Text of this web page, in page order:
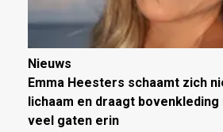
Nieuws
Emma Heesters schaamt zich
lichaam en draagt
veel gaten erin